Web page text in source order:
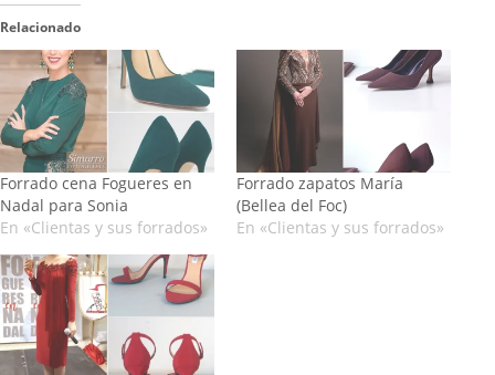
Relacionado
Forrado cena Fogueres en
Nadal para Sonia
En «Clientas y sus forrados»
Forrado zapatos María
(Bellea del Foc)
En «Clientas y sus forrados»